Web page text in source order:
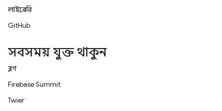
লাইব্রেরি
GitHub
সবসময় যুক্ত থাকুন
ব্লগ
Firebase Summit
Twitter